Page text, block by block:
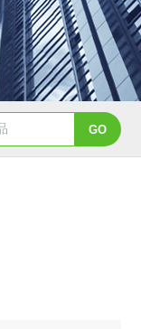
自来水消毒检测余氯/